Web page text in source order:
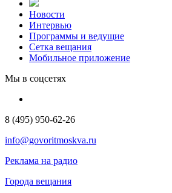
Новости
Интервью
Программы и ведущие
Сетка вещания
Мобильное приложение
Мы в соцсетях
8 (495) 950-62-26
info@govoritmoskva.ru
Реклама на радио
Города вещания